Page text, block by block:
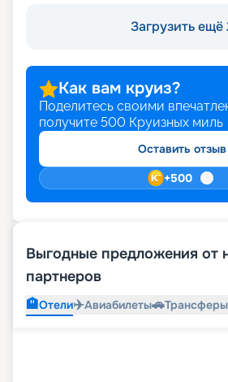
Загрузить ещё
Как вам круиз?
Поделитесь своими
получите 500 Круизных миль
Оставить отзыв
+500
Выгодные предложения от
партнеров
🏨Отели✈️Авиабилеты🚗Трансферы